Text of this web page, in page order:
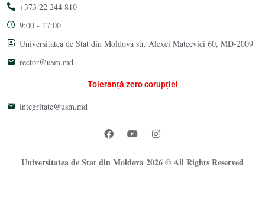
+373 22 244 810
9:00 - 17:00
Universitatea de Stat din Moldova str. Alexei Mateevici 60, MD-2009
rector@usm.md
Toleranță zero corupției
integritate@usm.md
Universitatea de Stat din Moldova 2026 © All Rights Reserved